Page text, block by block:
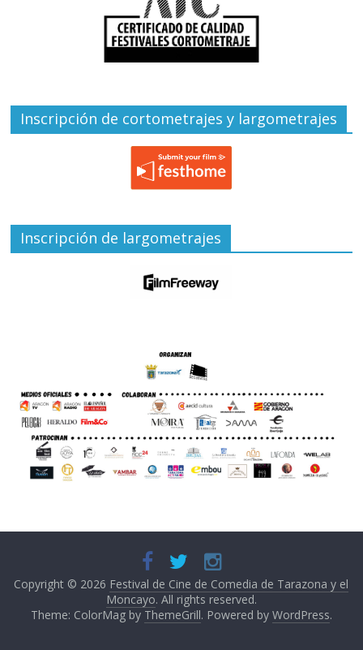
Inscripción de cortometrajes y largometrajes
Inscripción de largometrajes
Copyright © 2026 Festival de Cine de Comedia de Tarazona y el
Moncayo. All rights reserved.
Theme: ColorMag by ThemeGrill. Powered by WordPress.